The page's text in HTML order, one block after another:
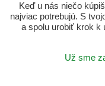
Keď u nás niečo
najviac potrebujú. S
a spolu urobiť krok k
Už sme